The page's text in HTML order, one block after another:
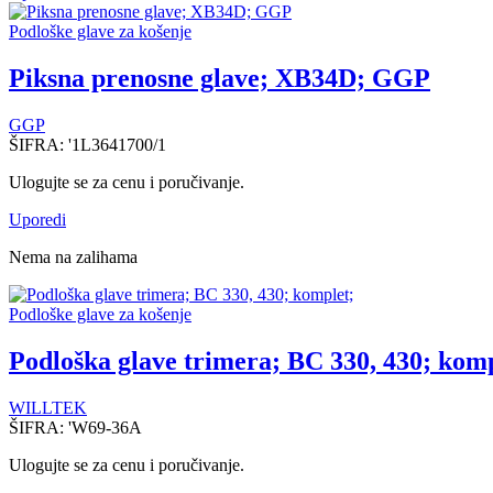
Podloške glave za košenje
Piksna prenosne glave; XB34D; GGP
GGP
ŠIFRA: '1L3641700/1
Ulogujte se za cenu i poručivanje.
Uporedi
Nema na zalihama
Podloške glave za košenje
Podloška glave trimera; BC 330, 430;
WILLTEK
ŠIFRA: 'W69-36A
Ulogujte se za cenu i poručivanje.